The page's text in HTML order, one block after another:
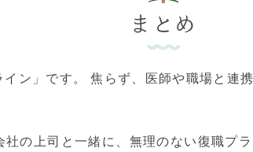
まとめ
ン」です。 焦らず、医師や職場と連
の上司と一緒に、無理のない復職プ